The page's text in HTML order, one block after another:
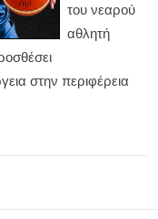
του νεαρού
αθλητή
στην περιφέρεια